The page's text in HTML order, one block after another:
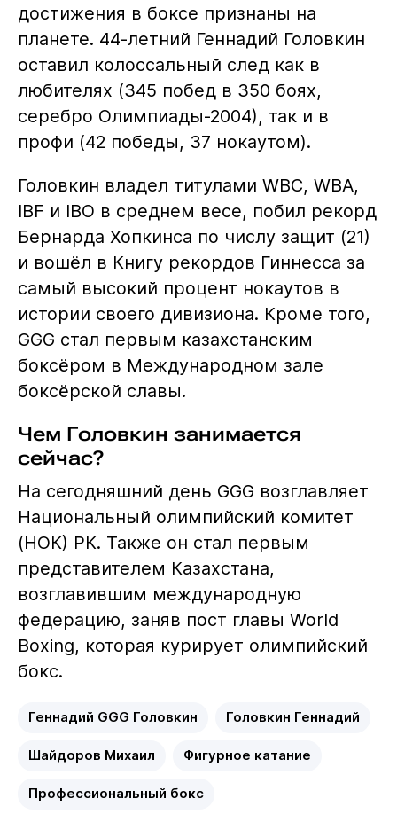
достижения в боксе признаны на
планете. 44-летний Геннадий Головкин
оставил колоссальный след как в
любителях (345 побед в 350 боях,
серебро Олимпиады-2004), так и в
профи (42 победы, 37 нокаутом).
Головкин владел титулами WBC, WBA,
IBF и IBO в среднем весе, побил рекорд
Бернарда Хопкинса по числу защит (21)
и вошёл в Книгу рекордов Гиннесса за
самый высокий процент нокаутов в
истории своего дивизиона. Кроме того,
GGG стал первым казахстанским
боксёром в Международном зале
боксёрской славы.
Чем Головкин занимается
сейчас?
На сегодняшний день GGG возглавляет
Национальный олимпийский комитет
(НОК) РК. Также он стал первым
представителем Казахстана,
возглавившим международную
федерацию, заняв пост главы World
Boxing, которая курирует олимпийский
бокс.
Геннадий GGG Головкин Головкин Геннадий
Шайдоров Михаил Фигурное катание
Профессиональный бокс